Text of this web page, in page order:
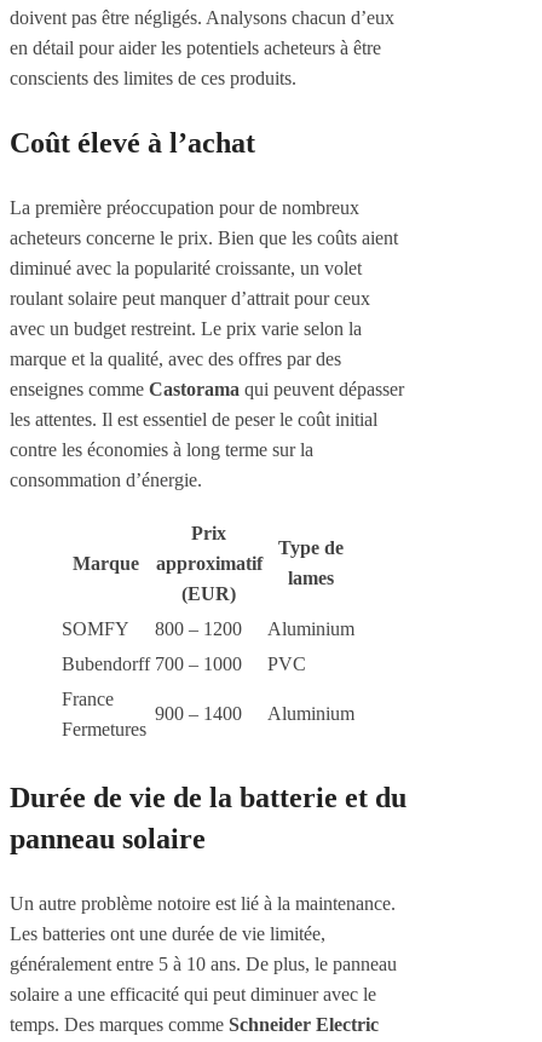
doivent pas être négligés. Analysons chacun d’eux
en détail pour aider les potentiels acheteurs à être
conscients des limites de ces produits.
Coût élevé à l’achat
La première préoccupation pour de nombreux
acheteurs concerne le prix. Bien que les coûts aient
diminué avec la popularité croissante, un volet
roulant solaire peut manquer d’attrait pour ceux
avec un budget restreint. Le prix varie selon la
marque et la qualité, avec des offres par des
enseignes comme Castorama qui peuvent dépasser
les attentes. Il est essentiel de peser le coût initial
contre les économies à long terme sur la
consommation d’énergie.
Marque
Prix
approximatif
(EUR)
Type de
lames
SOMFY 800 – 1200
Aluminium
Bubendorff 700 – 1000
PVC
France
Fermetures
900 – 1400 Aluminium
Durée de vie de la batterie et du
panneau solaire
Un autre problème notoire est lié à la maintenance.
Les batteries ont une durée de vie limitée,
généralement entre 5 à 10 ans. De plus, le panneau
solaire a une efficacité qui peut diminuer avec le
temps. Des marques comme Schneider Electric